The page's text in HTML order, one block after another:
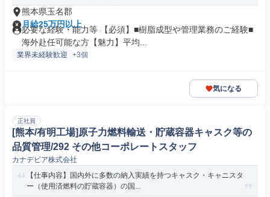
熊本県玉名郡
月給25万円以上
必要な経験・能力等 【必須】■樹脂成型や管理業務のご経験■
海外赴任可能な方【魅力】平均...
業界未経験歓迎 +3個
気になる
正社員
[熊本/有明工場]原子力燃料輸送・貯蔵容器キャスク等の
品質管理/292 その他コーポレートスタッフ
カナデビア株式会社
【仕事内容】国内外に多数の納入実績を持つキャスク・キャニスタ
ー（使用済燃料の貯蔵容器）の国...